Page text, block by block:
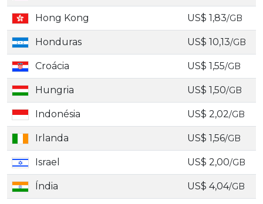
Hong Kong US$ 1,83/GB
Honduras US$ 10,13/GB
Croácia US$ 1,55/GB
Hungria US$ 1,50/GB
Indonésia US$ 2,02/GB
Irlanda US$ 1,56/GB
Israel US$ 2,00/GB
Índia US$ 4,04/GB